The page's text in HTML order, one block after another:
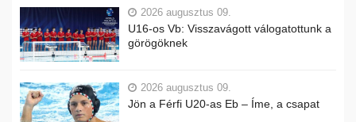
2026 augusztus 09.
U16-os Vb: Visszavágott válogatottunk a
görögöknek
2026 augusztus 09.
Jön a Férfi U20-as Eb – Íme, a csapat